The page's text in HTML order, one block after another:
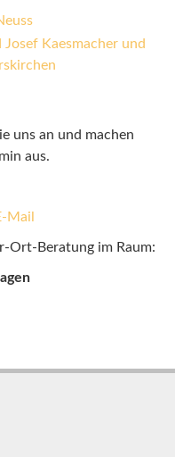
Kaesmacher und
uns an und machen
aus.
Mail
Ort-Beratung im Raum: